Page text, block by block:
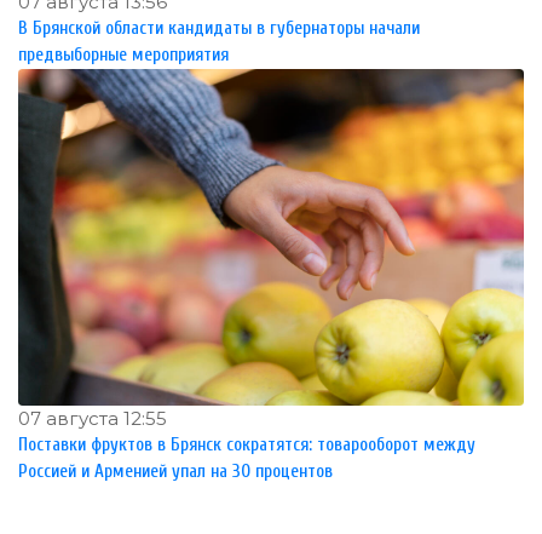
В Брянской области кандидаты в губернаторы начали
предвыборные мероприятия
07 августа 12:55
Поставки фруктов в Брянск сократятся: товарооборот между
Россией и Арменией упал на 30 процентов